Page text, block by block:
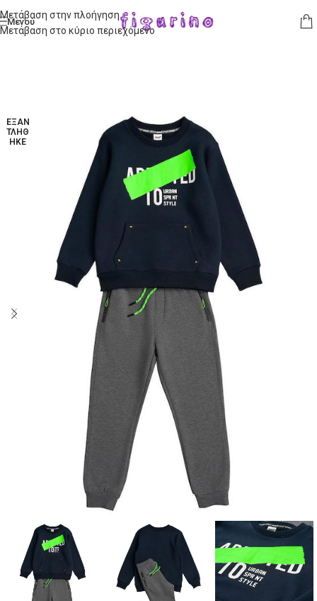
Μετάβαση στην πλοήγηση
Μετάβαση στο κύριο περιεχόμενο
Μενού
ΕΞΑΝ
ΤΛΉΘ
ΗΚΕ